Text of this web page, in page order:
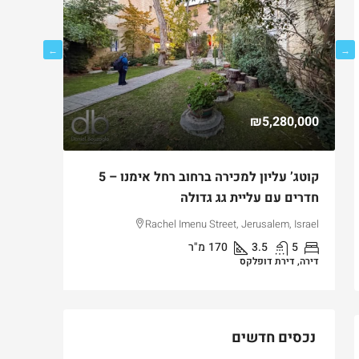
₪5,280,000
קוטג’ עליון למכירה ברחוב רחל אימנו – 5
חדרים עם עליית גג גדולה
Rachel Imenu Street, Jerusalem, Israel
5
3.5
170 מ"ר
דירה, דירת דופלקס
נכסים חדשים